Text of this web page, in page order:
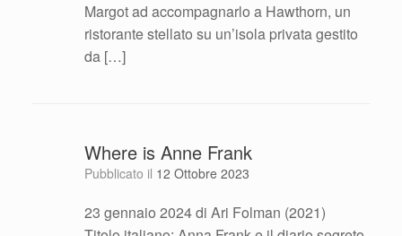
Margot ad accompagnarlo a Hawthorn, un
ristorante stellato su un’isola privata gestito
da […]
Where is Anne Frank
Pubblicato il 12 Ottobre 2023
23 gennaio 2024 di Ari Folman (2021)